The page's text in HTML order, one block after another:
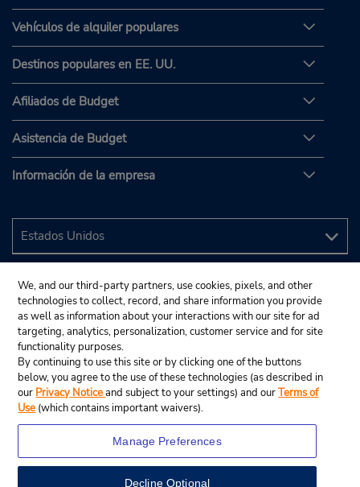
Vehículos de alquiler populares
Destinos populares en EE. UU.
Afiliados de Budget
Asistencia de Budget
Información de la empresa
We, and our third-party partners, use cookies, pixels, and other
technologies to collect, record, and share information you provide
as well as information about your interactions with our site for ad
targeting, analytics, personalization, customer service and for site
functionality purposes.
By continuing to use this site or by clicking one of the buttons
below, you agree to the use of these technologies (as described in
our Privacy Noticeand subject to your settings) and ourTerms of
Use (which contains important waivers).
Manage Preferences
Decline Optional